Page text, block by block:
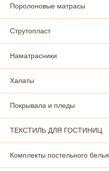
Поролоновые матрасы
Струтопласт
Наматрасники
Халаты
Покрывала и пледы
ТЕКСТИЛЬ ДЛЯ ГОСТИНИЦ
Комплекты постельного белья